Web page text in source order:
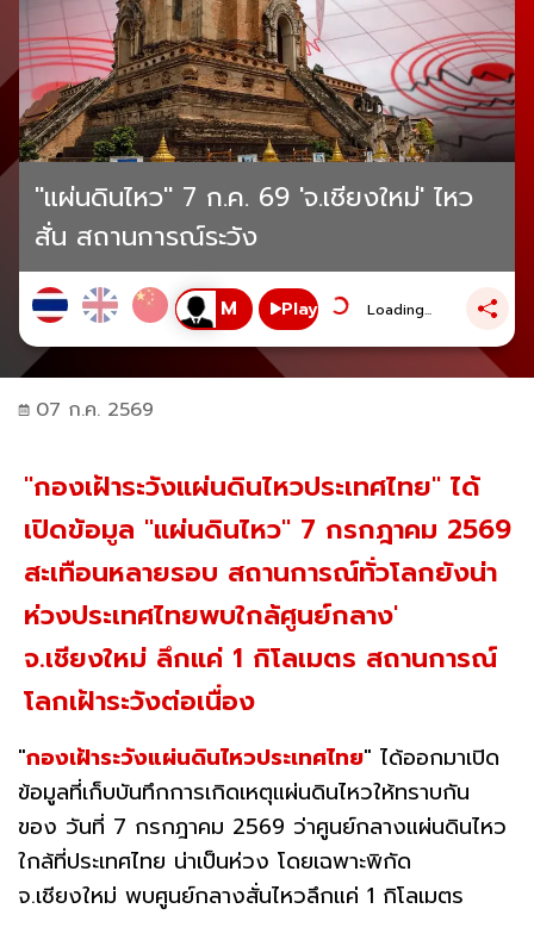
"แผ่นดินไหว" 7 ก.ค. 69 'จ.เชียงใหม่' ไหว
สั่น สถานการณ์ระวัง
Play Loading...
07 ก.ค. 2569
"กองเฝ้าระวังแผ่นดินไหวประเทศไทย" ได้
เปิดข้อมูล "แผ่นดินไหว" 7 กรกฎาคม 2569
สะเทือนหลายรอบ สถานการณ์ทั่วโลกยังน่า
ห่วงประเทศไทยพบใกล้ศูนย์กลาง'
จ.เชียงใหม่ ลึกแค่ 1 กิโลเมตร สถานการณ์
โลกเฝ้าระวังต่อเนื่อง
"กองเฝ้าระวังแผ่นดินไหวประเทศไทย" ได้ออกมาเปิด
ข้อมูลที่เก็บบันทึกการเกิดเหตุแผ่นดินไหวให้ทราบกัน
ของ วันที่ 7 กรกฎาคม 2569 ว่าศูนย์กลางแผ่นดินไหว
ใกล้ที่ประเทศไทย น่าเป็นห่วง โดยเฉพาะพิกัด
จ.เชียงใหม่ พบศูนย์กลางสั่นไหวลึกแค่ 1 กิโลเมตร